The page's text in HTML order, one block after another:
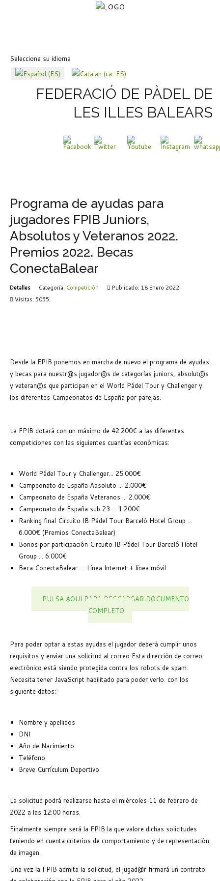
Seleccione su idioma
FEDERACIÓ DE PÀDEL DE
LES ILLES BALEARS
Programa de ayudas para
jugadores FPIB Juniors,
Absolutos y Veteranos 2022.
Premios 2022. Becas
ConectaBalear
Detalles Categoría: Competición
Publicado: 18 Enero 2022
Visitas: 5055
Desde la FPIB ponemos en marcha de nuevo el programa de ayudas
y becas para nuestr@s jugador@s de categorías juniors, absolut@s
y veteran@s que participan en el World Pádel Tour y Challenger y
los diferentes Campeonatos de España por parejas.
La FPIB dotará con un máximo de 42.200€ a las diferentes
competiciones con las siguientes cuantías económicas:
World Pádel Tour y Challenger... 25.000€
Campeonato de España Absoluto ... 2.000€
Campeonato de España Veteranos ... 2.000€
Campeonato de España sub 23 ... 1.200€
Ranking final Circuito IB Pádel Tour Barceló Hotel Group ...
6.000€ (Premios ConectaBalear)
Bonos por participación Circuito IB Pádel Tour Barceló Hotel
Group ... 6.000€
Beca ConectaBalear..... Línea Internet + línea móvil
PULSA AQUI PARA DESCARGAR DOCUMENTO
COMPLETO
Para poder optar a estas ayudas el jugador deberá cumplir unos
requisitos y enviar una solicitud al correo Esta dirección de correo
electrónico está siendo protegida contra los robots de spam.
Necesita tener JavaScript habilitado para poder verlo. con los
siguiente datos:
Nombre y apellidos
DNI
Año de Nacimiento
Teléfono
Breve Currículum Deportivo
La solicitud podrá realizarse hasta el miércoles 11 de febrero de
2022 a las 12:00 horas.
Finalmente siempre será la FPIB la que valore dichas solicitudes
teniendo en cuenta criterios de comportamiento y de representación
de imagen.
Una vez la FPIB admita la solicitud, el jugad@r firmará un contrato